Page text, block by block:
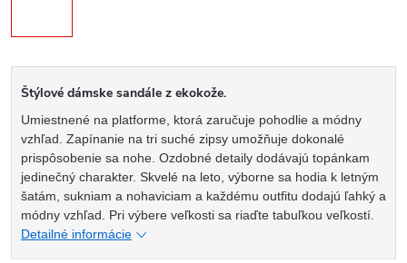
Štýlové dámske sandále z ekokože.
Umiestnené na platforme, ktorá zaručuje pohodlie a módny
vzhľad. Zapínanie na tri suché zipsy umožňuje dokonalé
prispôsobenie sa nohe. Ozdobné detaily dodávajú topánkam
jedinečný charakter. Skvelé na leto, výborne sa hodia k letným
šatám, sukniam a nohaviciam a každému outfitu dodajú ľahký a
módny vzhľad. Pri výbere veľkosti sa riaďte tabuľkou veľkostí.
Detailné informácie